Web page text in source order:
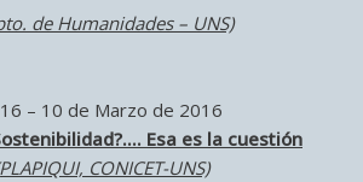
de Humanidades – UNS)
– 10 de Marzo de 2016
Esa es la cuestión
CONICET-UNS)